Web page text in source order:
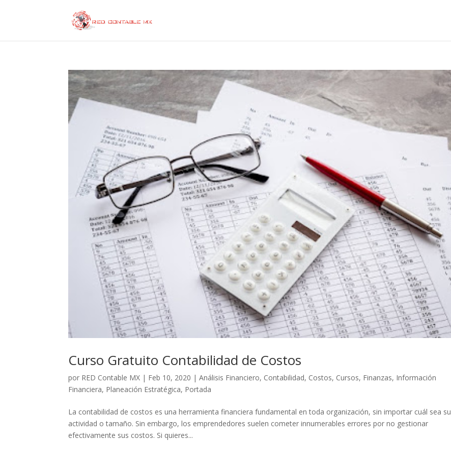
Curso Gratuito Contabilidad de Costos
por RED Contable MX | Feb 10, 2020 |Análisis Financiero, Contabilidad, Costos, Cursos, Finanzas, Información
Financiera, Planeación Estratégica, Portada
La contabilidad de costos es una herramienta financiera fundamental en toda organización, sin importar cuál sea su
actividad o tamaño. Sin embargo, los emprendedores suelen cometer innumerables errores por no gestionar
efectivamente sus costos. Si quieres...